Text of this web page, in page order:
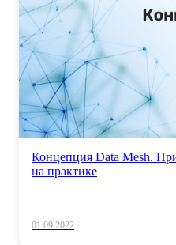
Концепция Data Mesh.
на практике
01.09.2022